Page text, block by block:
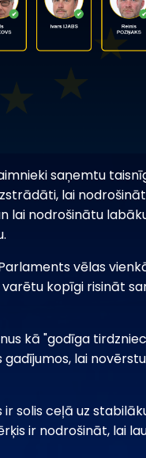
saņemtu
lai
lai nodrošinātu
vēlas
kopīgi risināt
kā "godīga
lai
solis ceļā uz
ir nodrošināt, lai